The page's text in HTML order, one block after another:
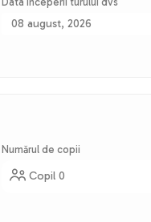
08 august, 2026
Numărul de copii
Copil 0